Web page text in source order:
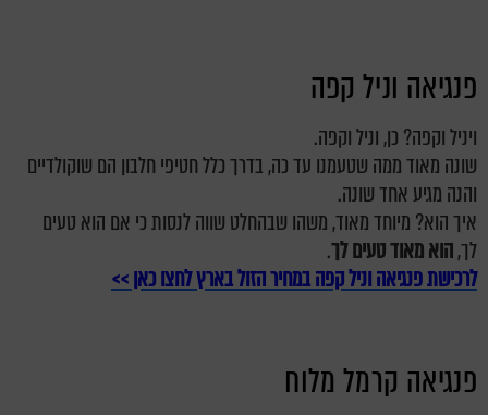
פנגיאה וניל קפה
ויניל וקפה? כן, וניל וקפה.
שונה מאוד ממה שטעמנו עד כה, בדרך כלל חטיפי חלבון הם שוקולדיים
והנה מגיע אחד שונה.
איך הוא? מיוחד מאוד, משהו שבהחלט שווה לנסות כי אם הוא טעים
לך,הוא מאוד טעים לך.
לרכישת פנגיאה וניל קפה במחיר הזול בארץ לחצו כאן >>
פנגיאה קרמל מלוח